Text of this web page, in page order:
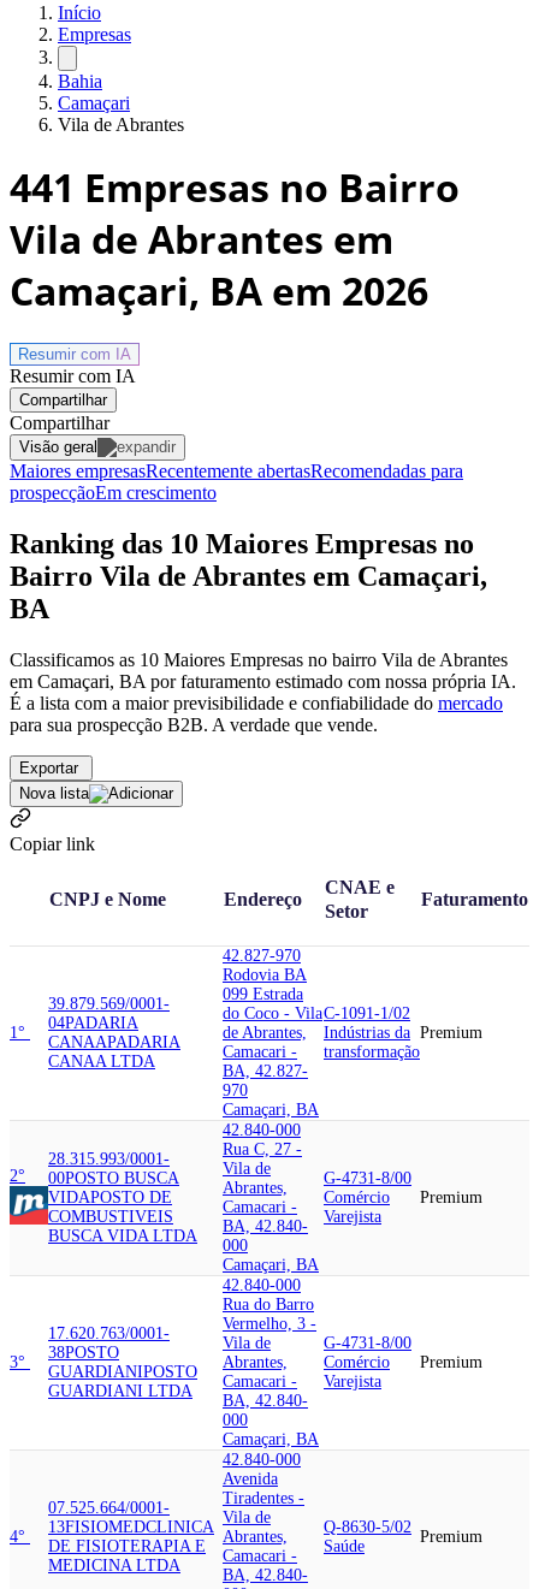
Início
Empresas
Bahia
Camaçari
Vila de Abrantes
441 Empresas no Bairro
Vila de Abrantes em
Camaçari, BA em 2026
Resumir com IA
Resumir com IA
Compartilhar
Compartilhar
Visão geral
Maiores empresasRecentemente abertasRecomendadas para
prospecçãoEm crescimento
Ranking das 10 Maiores Empresas no
Bairro Vila de Abrantes em Camaçari,
BA
Classificamos as 10 Maiores Empresas no bairro Vila de Abrantes
em Camaçari, BA por faturamento estimado com nossa própria IA.
É a lista com a maior previsibilidade e confiabilidade do mercado
para sua prospecção B2B. A verdade que vende.
Exportar
Nova lista
Copiar link
CNPJ e Nome Endereço
CNAE e
Setor
Faturamento
1°
39.879.569/0001-
04PADARIA
CANAAPADARIA
CANAA LTDA
42.827-970
Rodovia BA
099 Estrada
do Coco - Vila
de Abrantes,
Camacari -
BA, 42.827-
970
Camaçari, BA
C-1091-1/02
Indústrias da
transformação
Premium
2°
28.315.993/0001-
00POSTO BUSCA
VIDAPOSTO DE
COMBUSTIVEIS
BUSCA VIDA LTDA
42.840-000
Rua C, 27 -
Vila de
Abrantes,
Camacari -
BA, 42.840-
000
Camaçari, BA
G-4731-8/00
Comércio
Varejista
Premium
3°
17.620.763/0001-
38POSTO
GUARDIANIPOSTO
GUARDIANI LTDA
42.840-000
Rua do Barro
Vermelho, 3 -
Vila de
Abrantes,
Camacari -
BA, 42.840-
000
Camaçari, BA
G-4731-8/00
Comércio
Varejista
Premium
4°
07.525.664/0001-
13FISIOMEDCLINICA
DE FISIOTERAPIA E
MEDICINA LTDA
42.840-000
Avenida
Tiradentes -
Vila de
Abrantes,
Camacari -
BA, 42.840-
Q-8630-5/02
Saúde
Premium